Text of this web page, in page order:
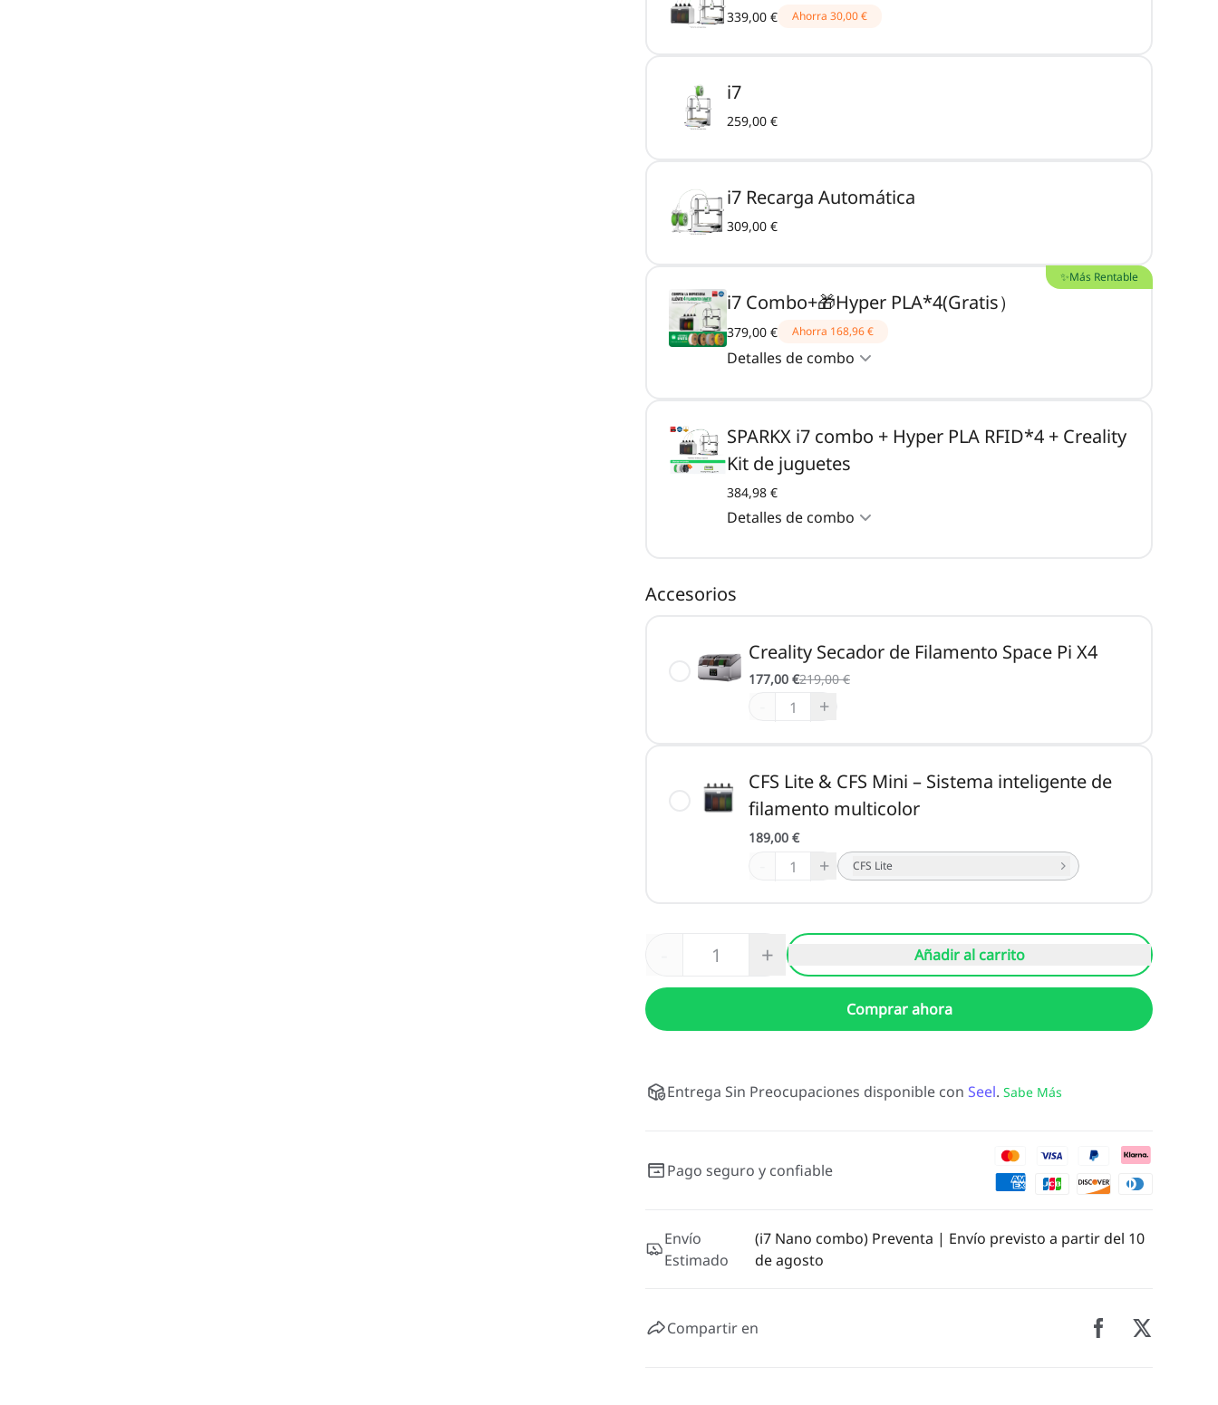
339,00 € Ahorra 30,00 €
i7
259,00 €
i7 Recarga Automática
309,00 €
i7 Combo+🎁Hyper PLA*4(Gratis）
379,00 € Ahorra 168,96 €
Detalles de combo
✨Más Rentable
SPARKX i7 combo + Hyper PLA RFID*4 + Creality
Kit de juguetes
384,98 €
Detalles de combo
Accesorios
Creality Secador de Filamento Space Pi X4
219,00 €
177,00 €
+
CFS Lite & CFS Mini – Sistema inteligente de
filamento multicolor
189,00 €
+ CFS Lite
+ Añadir al carrito
Comprar ahora
Entrega Sin Preocupaciones disponible con Seel. Sabe Más
Pago seguro y confiable
Envío
Estimado
(i7 Nano combo) Preventa | Envío previsto a partir del 10
de agosto
Compartir en